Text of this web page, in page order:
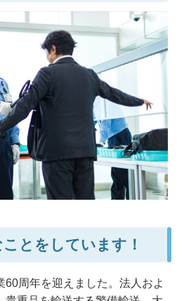
とをしています！
60周年を迎えました。法人およ